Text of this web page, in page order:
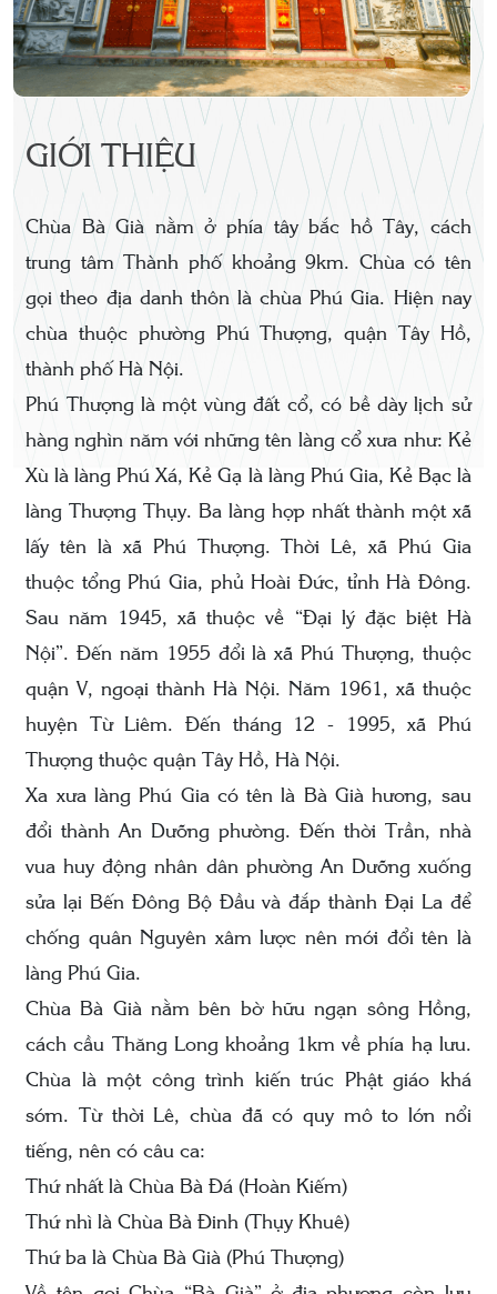
GIỚI THIỆU
Chùa Bà Già nằm ở phía tây bắc hồ Tây, cách
trung tâm Thành phố khoảng 9km. Chùa có tên
gọi theo địa danh thôn là chùa Phú Gia. Hiện nay
chùa thuộc phường Phú Thượng, quận Tây Hồ,
thành phố Hà Nội.
Phú Thượng là một vùng đất cổ, có bề dày lịch sử
hàng nghìn năm với những tên làng cổ xưa như: Kẻ
Xù là làng Phú Xá, Kẻ Gạ là làng Phú Gia, Kẻ Bạc là
làng Thượng Thụy. Ba làng hợp nhất thành một xã
lấy tên là xã Phú Thượng. Thời Lê, xã Phú Gia
thuộc tổng Phú Gia, phủ Hoài Đức, tỉnh Hà Đông.
Sau năm 1945, xã thuộc về “Đại lý đặc biệt Hà
Nội”. Đến năm 1955 đổi là xã Phú Thượng, thuộc
quận V, ngoại thành Hà Nội. Năm 1961, xã thuộc
huyện Từ Liêm. Đến tháng 12 - 1995, xã Phú
Thượng thuộc quận Tây Hồ, Hà Nội.
Xa xưa làng Phú Gia có tên là Bà Già hương, sau
đổi thành An Dưỡng phường. Đến thời Trần, nhà
vua huy động nhân dân phường An Dưỡng xuống
sửa lại Bến Đông Bộ Đầu và đắp thành Đại La để
chống quân Nguyên xâm lược nên mới đổi tên là
làng Phú Gia.
Chùa Bà Già nằm bên bờ hữu ngạn sông Hồng,
cách cầu Thăng Long khoảng 1km về phía hạ lưu.
Chùa là một công trình kiến trúc Phật giáo khá
sớm. Từ thời Lê, chùa đã có quy mô to lớn nổi
tiếng, nên có câu ca:
Thứ nhất là Chùa Bà Đá (Hoàn Kiếm)
Thứ nhì là Chùa Bà Đinh (Thụy Khuê)
Thứ ba là Chùa Bà Già (Phú Thượng)